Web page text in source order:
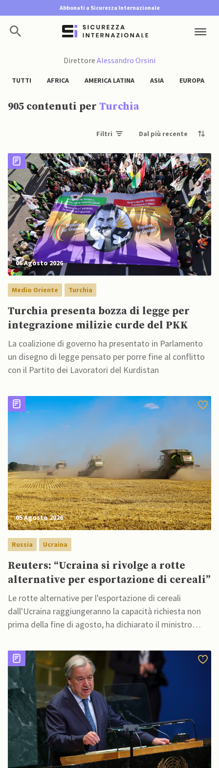
Abbonati a Sicurezza Internazionale
Direttore Alessandro Orsini
TUTTI AFRICA AMERICA LATINA ASIA EUROPA
905 contenuti per Turchia
Filtri
06 Agosto 2026
Medio Oriente Turchia
Turchia presenta bozza di legge per
integrazione milizie curde del PKK
La coalizione di governo ha presentato in Parlamento
un disegno di legge pensato per porre fine al conflitto
con il Partito dei Lavoratori del Kurdistan
05 Agosto 2026
Russia Ucraina
Reuters: “Ucraina si rivolge a rotte
alternative per esportazione di cereali”
Le rotte alternative per l'esportazione di cereali
dall'Ucraina raggiungeranno la capacità richiesta non
prima della fine di agosto, ha dichiarato il ministro